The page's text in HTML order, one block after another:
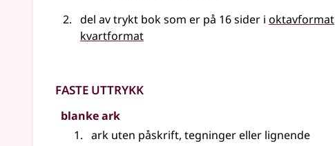
del av trykt bok som er på 16 sider i oktavformat
kvartformat
Faste uttrykk
blanke ark
ark uten påskrift, tegninger eller lignende